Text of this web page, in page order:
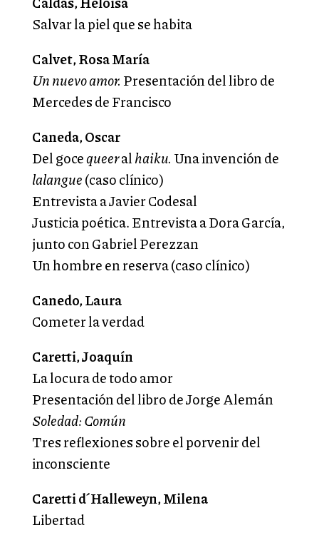
Salvar la piel que se habita
Calvet, Rosa María
Un nuevo amor. Presentación del libro de
Mercedes de Francisco
Caneda, Oscar
Del gocequeeralhaiku. Una invención de
lalangue(caso clínico)
Entrevista a Javier Codesal
Justicia poética. Entrevista a Dora García,
junto con Gabriel Perezzan
Un hombre en reserva (caso clínico)
Canedo, Laura
Cometer la verdad
Caretti, Joaquín
La locura de todo amor
Presentación del libro de Jorge Alemán
Soledad: Común
Tres reflexiones sobre el porvenir del
inconsciente
Caretti d´Halleweyn, Milena
Libertad